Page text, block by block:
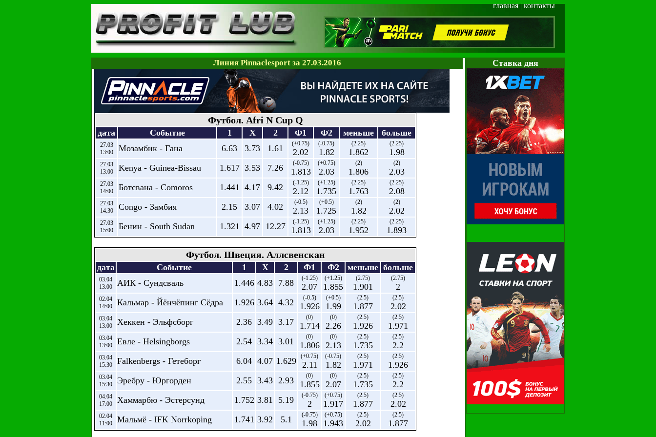
главная|контакты
Cтавка дня
Линия Pinnaclesport за 27.03.2016
Футбол. Afri N Cup Q
дата Событие 1 X 2 Ф1 Ф2 меньше больше
27.03
13:00
Мозамбик - Гана 6.63 3.73 1.61 (+0.75)
2.02
(-0.75)
1.82
(2.25)
1.862
(2.25)
1.98
27.03
13:00
Kenya - Guinea-Bissau 1.617 3.53 7.26 (-0.75)
1.813
(+0.75)
2.03
(2)
1.806
(2)
2.03
27.03
14:00
Ботсвана - Comoros 1.441 4.17 9.42 (-1.25)
2.12
(+1.25)
1.735
(2.25)
1.763
(2.25)
2.08
27.03
14:30
Congo - Замбия 2.15 3.07 4.02 (-0.5)
2.13
(+0.5)
1.725
(2)
1.82
(2)
2.02
27.03
15:00
Бенин - South Sudan 1.321 4.97 12.27 (-1.25)
1.813
(+1.25)
2.03
(2.25)
1.952
(2.25)
1.893
Футбол. Швеция. Аллсвенскан
дата Событие 1 X 2 Ф1 Ф2 меньше больше
03.04
13:00
АИК - Сундсваль 1.446 4.83 7.88 (-1.25)
2.07
(+1.25)
1.855
(2.75)
1.901
(2.75)
2
02.04
14:00
Кальмар - Йёнчёпинг Сёдра 1.926 3.64 4.32 (-0.5)
1.926
(+0.5)
1.99
(2.5)
1.877
(2.5)
2.02
03.04
13:00
Хеккен - Эльфсборг 2.36 3.49 3.17 (0)
1.714
(0)
2.26
(2.5)
1.926
(2.5)
1.971
03.04
13:00
Евле - Helsingborgs 2.54 3.34 3.01 (0)
1.806
(0)
2.13
(2.5)
1.735
(2.5)
2.2
03.04
15:30
Falkenbergs - Гетеборг 6.04 4.07 1.629 (+0.75)
2.11
(-0.75)
1.82
(2.5)
1.971
(2.5)
1.926
03.04
15:30
Эребру - Юргорден 2.55 3.43 2.93 (0)
1.855
(0)
2.07
(2.5)
1.735
(2.5)
2.2
04.04
17:00
Хаммарбю - Эстерсунд 1.752 3.81 5.19 (-0.75)
2
(+0.75)
1.917
(2.5)
1.877
(2.5)
2.02
02.04
11:00
Мальмё - IFK Norrkoping 1.741 3.92 5.1 (-0.75)
1.98
(+0.75)
1.943
(2.5)
2.02
(2.5)
1.877